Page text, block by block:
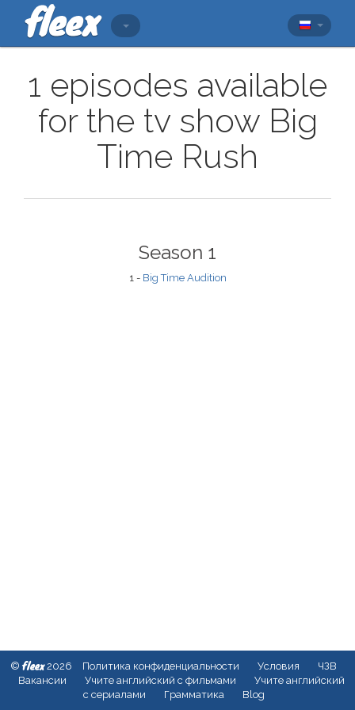
1 episodes available
for the tv show Big
Time Rush
Season 1
1 - Big Time Audition
© fleex2026 Политика конфиденциальности Условия
ЧЗВ
Вакансии
Учите английский с фильмами
Учите английский
с сериалами
Грамматика Blog